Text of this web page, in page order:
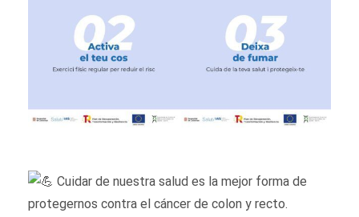
Cuidar de nuestra salud es la mejor forma de
protegernos contra el cáncer de colon y recto.